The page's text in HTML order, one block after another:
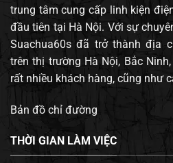
trung tâm cung cấp linh kiện
đầu tiên tại Hà Nội. Với sự
Suachua60s đã trở thành địa
trên thị trường Hà Nội, Bắc
rất nhiều khách hàng, cũng như
Bản đồ chỉ đường
THỜI GIAN LÀM VIỆC